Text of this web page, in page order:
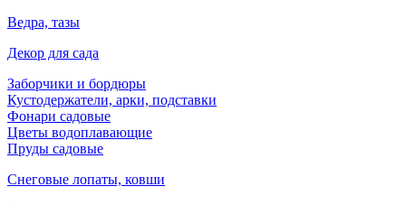
Ведра, тазы
Декор для сада
Заборчики и бордюры
Кустодержатели, арки, подставки
Фонари садовые
Цветы водоплавающие
Пруды садовые
Снеговые лопаты, ковши